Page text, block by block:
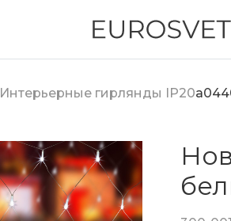
Интерьерные гирлянды IP20